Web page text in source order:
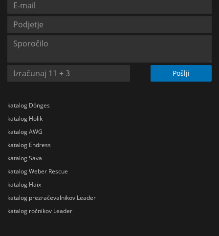
Pošlji
katalog Dönges
katalog Holik
katalog AWG
katalog Endress
katalog Sava
katalog Weber Rescue
katalog Haix
katalog prezračevalnikov Leader
katalog ročnikov Leader